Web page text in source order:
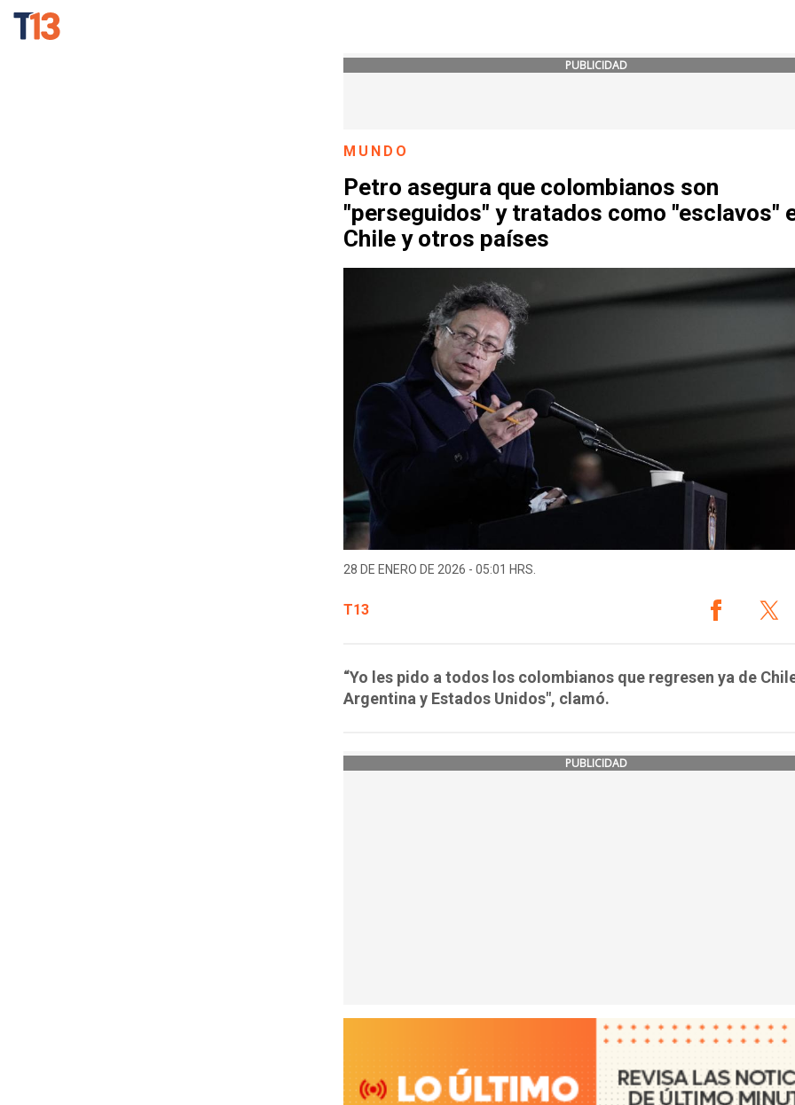
PUBLICIDAD
MUNDO
Petro asegura que colombianos son
"perseguidos" y tratados como "esclavos"
Chile y otros países
28 DE ENERO DE 2026 - 05:01 HRS.
T13
“Yo les pido a todos los colombianos que regresen ya de
Argentina y Estados Unidos", clamó.
PUBLICIDAD